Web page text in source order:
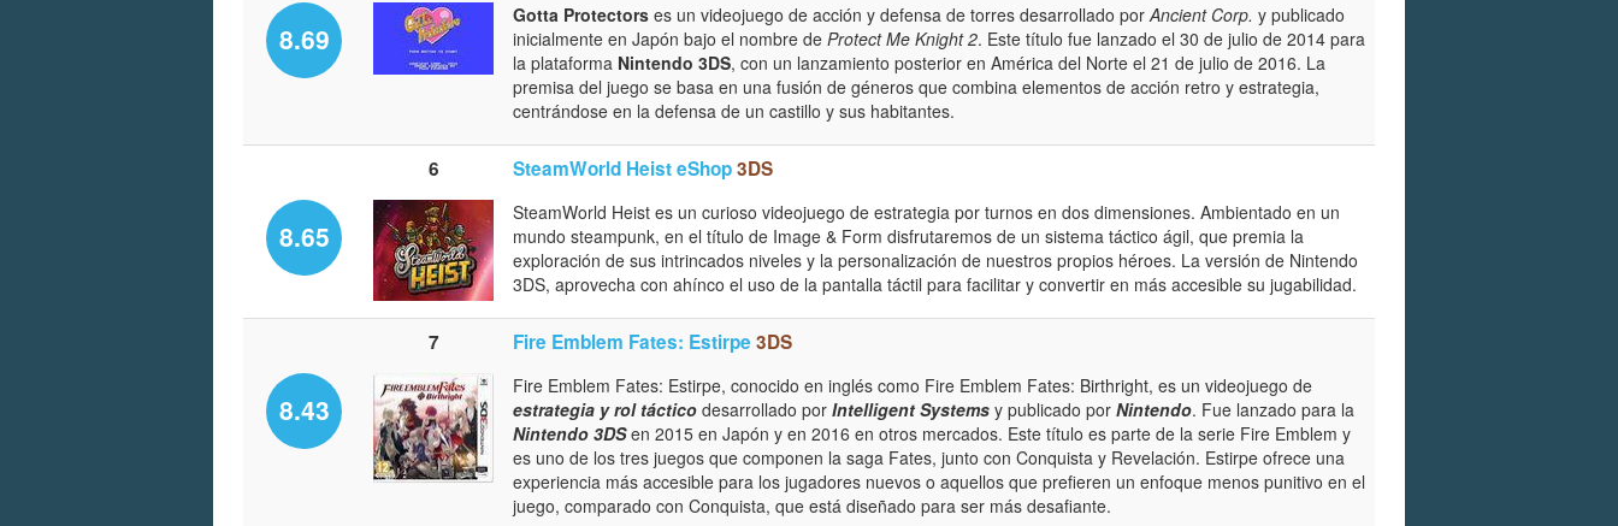
8.69
Gotta Protectors es un videojuego de acción y defensa de torres desarrollado por Ancient Corp. y publicado
inicialmente en Japón bajo el nombre de Protect Me Knight 2. Este título fue lanzado el 30 de julio de 2014 para
la plataforma Nintendo 3DS, con un lanzamiento posterior en América del Norte el 21 de julio de 2016. La
premisa del juego se basa en una fusión de géneros que combina elementos de acción retro y estrategia,
centrándose en la defensa de un castillo y sus habitantes.
6 SteamWorld Heist eShop3DS
8.65
SteamWorld Heist es un curioso videojuego de estrategia por turnos en dos dimensiones. Ambientado en un
mundo steampunk, en el título de Image & Form disfrutaremos de un sistema táctico ágil, que premia la
exploración de sus intrincados niveles y la personalización de nuestros propios héroes. La versión de Nintendo
3DS, aprovecha con ahínco el uso de la pantalla táctil para facilitar y convertir en más accesible su jugabilidad.
7 Fire Emblem Fates: Estirpe 3DS
8.43
Fire Emblem Fates: Estirpe, conocido en inglés como Fire Emblem Fates: Birthright, es un videojuego de
estrategia y rol táctico desarrollado por Intelligent Systems y publicado por Nintendo. Fue lanzado para la
Nintendo 3DSen 2015 en Japón y en 2016 en otros mercados. Este título es parte de la serie Fire Emblem y
es uno de los tres juegos que componen la saga Fates, junto con Conquista y Revelación. Estirpe ofrece una
experiencia más accesible para los jugadores nuevos o aquellos que prefieren un enfoque menos punitivo en el
juego, comparado con Conquista, que está diseñado para ser más desafiante.